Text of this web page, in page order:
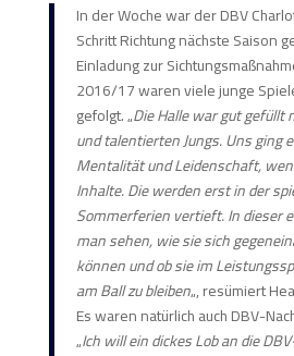
In der Woche war der DBV
Schritt Richtung nächste Saison
Einladung zur
2016/17 waren viele junge
gefolgt. „Die Halle war gut
und talentierten Jungs. Uns ging
Mentalität und Leidenschaft,
Inhalte. Die werden erst in der
Sommerferien vertieft. In dieser
man sehen, wie sie sich
können und ob sie im
am Ball zu bleiben„, resümiert
Es waren natürlich auch DBV-
„Ich will ein dickes Lob an die